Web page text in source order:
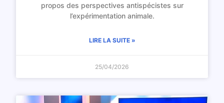
propos des perspectives antispécistes sur
l’expérimentation animale.
LIRE LA SUITE »
25/04/2026